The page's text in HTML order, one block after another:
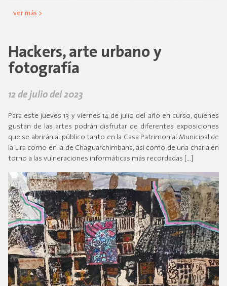
ver más >
Hackers, arte urbano y
fotografía
12 de julio del 2023
Para este jueves 13 y viernes 14 de julio del año en curso, quienes
gustan de las artes podrán disfrutar de diferentes exposiciones
que se abrirán al público tanto en la Casa Patrimonial Municipal de
la Lira como en la de Chaguarchimbana, así como de una charla en
torno a las vulneraciones informáticas más recordadas […]